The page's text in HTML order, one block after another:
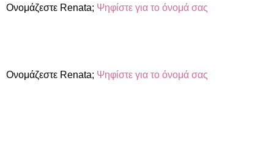
Ονομάζεστε Renata; Ψηφίστε για το όνομά σας
Ονομάζεστε Renata; Ψηφίστε για το όνομά σας